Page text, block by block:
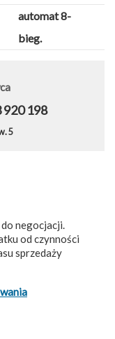
automat 8-
bieg.
920 198
5
negocjacji.
od czynności
sprzedaży